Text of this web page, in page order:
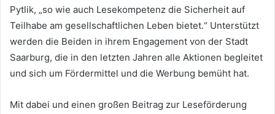
Pytlik, „so wie auch Lesekompetenz die Sicherheit auf
Teilhabe am gesellschaftlichen Leben bietet.“ Unterstützt
werden die Beiden in ihrem Engagement von der Stadt
Saarburg, die in den letzten Jahren alle Aktionen begleitet
und sich um Fördermittel und die Werbung bemüht hat.
Mit dabei und einen großen Beitrag zur Leseförderung